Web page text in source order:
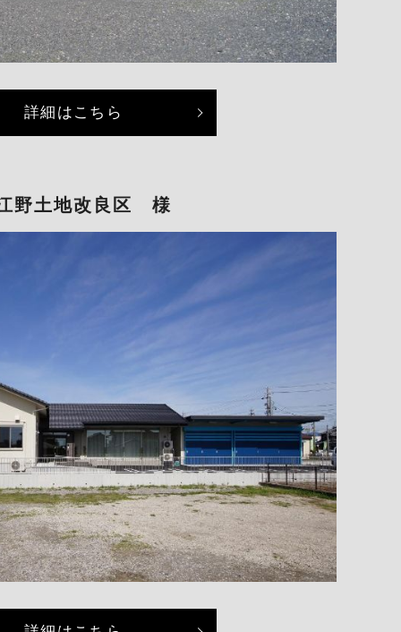
詳細はこちら
野土地改良区 様